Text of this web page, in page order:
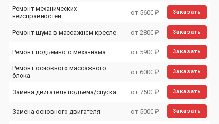
Ремонт механических
неисправностей
от 5600 ₽ Заказать
Ремонт шума в массажном кресле от 2800 ₽ Заказать
Ремонт подъемного механизма от 5900 ₽ Заказать
Ремонт основного массажного
блока
от 6000 ₽ Заказать
Замена двигателя подъема/спуска от 7500 ₽ Заказать
Замена основного двигателя от 5000 ₽ Заказать